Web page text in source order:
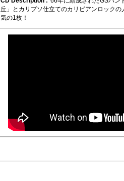
丘」とカリプソ仕立てのカリビアンロック
気の1枚！